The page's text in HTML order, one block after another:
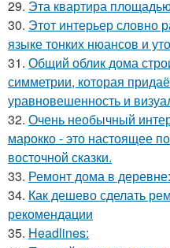
29. Эта квартира
30. Этот интерьер словно
языке тонких нюансов и
31. Общий облик дома
симметрии, которая
уравновешенность и
32. Очень необычный
марокко - это настоящее
восточной сказки.
33. Ремонт дома в
34. Как дешево сделать
рекомендации
35. Headlines: